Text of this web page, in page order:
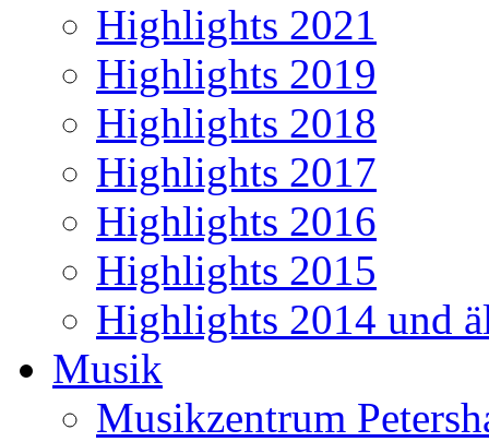
Highlights 2021
Highlights 2019
Highlights 2018
Highlights 2017
Highlights 2016
Highlights 2015
Highlights 2014 und
Musik
Musikzentrum